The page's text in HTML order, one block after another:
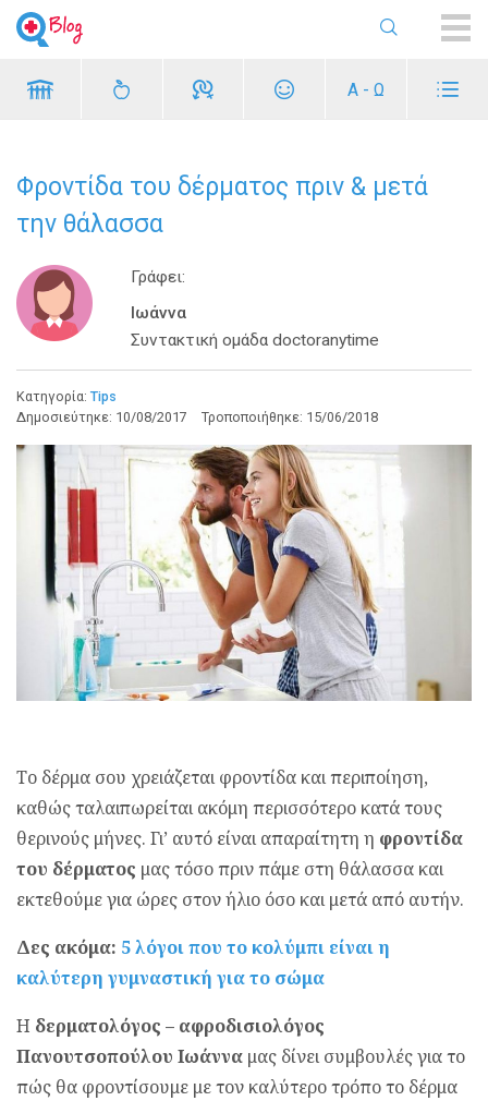
Α - Ω
Φροντίδα του δέρματος πριν & μετά
την θάλασσα
Γράφει:
Ιωάννα
Συντακτική ομάδα doctoranytime
Κατηγορία: Tips
Δημοσιεύτηκε: 10/08/2017 Τροποποιήθηκε: 15/06/2018
Το δέρμα σου χρειάζεται φροντίδα και περιποίηση,
καθώς ταλαιπωρείται ακόμη περισσότερο κατά τους
θερινούς μήνες. Γι’ αυτό είναι απαραίτητη η φροντίδα
του δέρματος μας τόσο πριν πάμε στη θάλασσα και
εκτεθούμε για ώρες στον ήλιο όσο και μετά από αυτήν.
Δες ακόμα: 5 λόγοι που το κολύμπι είναι η
καλύτερη γυμναστική για το σώμα
Η δερματολόγος – αφροδισιολόγος
Πανουτσοπούλου Ιωάννα μας δίνει συμβουλές για το
πώς θα φροντίσουμε με τον καλύτερο τρόπο το δέρμα